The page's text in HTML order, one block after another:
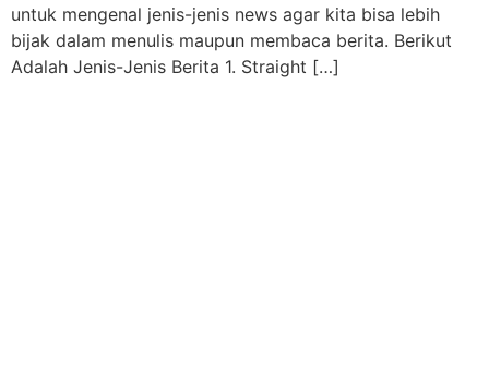
untuk mengenal jenis-jenis news agar kita bisa lebih
bijak dalam menulis maupun membaca berita. Berikut
Adalah Jenis-Jenis Berita 1. Straight […]